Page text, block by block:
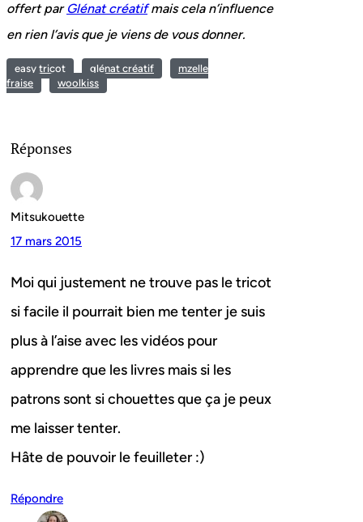
offert par Glénat créatifmais cela n’influence
en rien l’avis que je viens de vous donner.
easy tricot glénat créatif
mzelle
fraise
woolkiss
Réponses
Mitsukouette
17 mars 2015
Moi qui justement ne trouve pas le tricot
si facile il pourrait bien me tenter je suis
plus à l’aise avec les vidéos pour
apprendre que les livres mais si les
patrons sont si chouettes que ça je peux
me laisser tenter.
Hâte de pouvoir le feuilleter :)
Répondre